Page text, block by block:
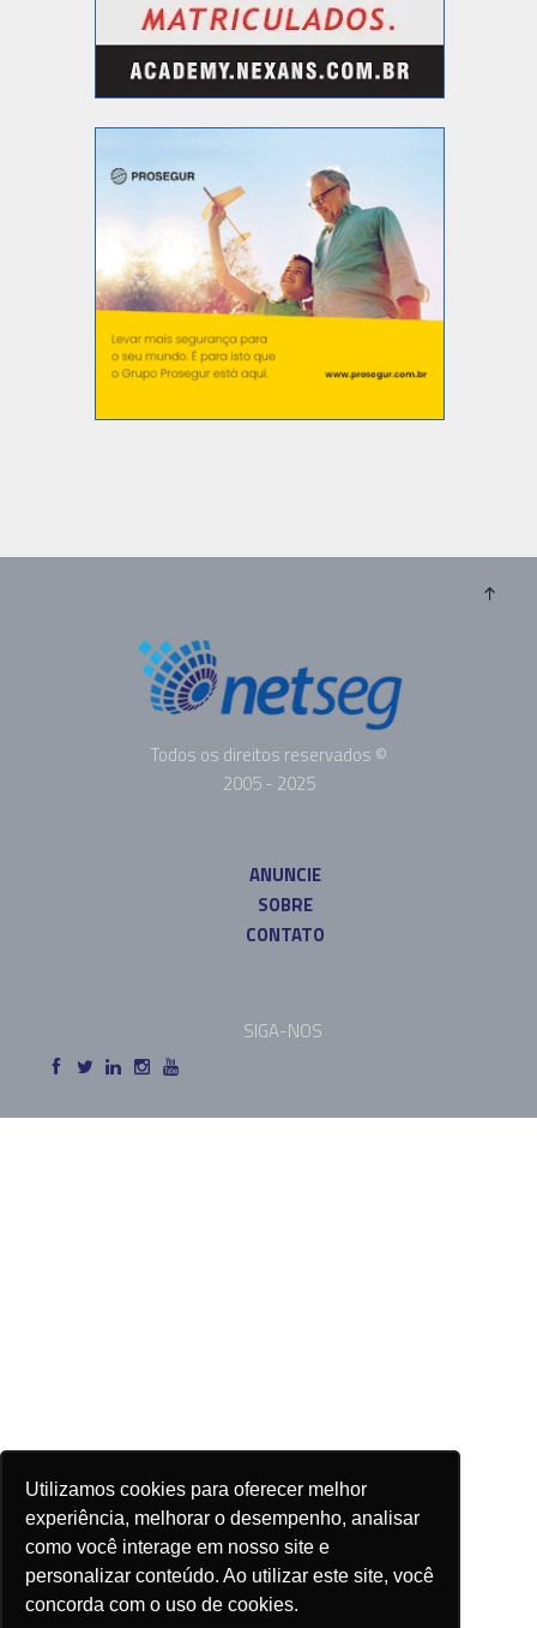
Utilizamos cookies para oferecer melhor
experiência, melhorar o desempenho, analisar
como você interage em nosso site e
personalizar conteúdo. Ao utilizar este site, você
concorda com o uso de cookies.
Todos os direitos reservados ©
2005 - 2025
ANUNCIE
SOBRE
CONTATO
SIGA-NOS